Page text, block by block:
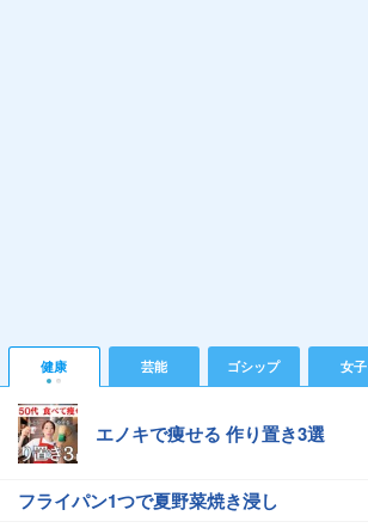
健康 芸能 ゴシップ 女子
エノキで痩せる 作り置き3選
フライパン1つで夏野菜焼き浸し